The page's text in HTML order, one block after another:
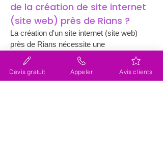
de la création de site internet
(site web) près de Rians ?
La création d'un site internet (site web)
près de Rians nécessite une
considération attentive de plusieurs
éléments clés pour assurer le succès en
ligne. Premièrement, le design du site doit
Devis gratuit Appeler Avis clients